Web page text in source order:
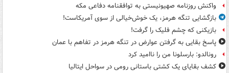
واکنش روزنامه صهیونیستی به توافقنامه دفاعی مکه
بازگشایی تنگه هرمز، یک خوش‌خیالی از سوی آمریکاست!
بازیکنی که چشم فلیک را گرفت!
پاسخ بقایی به گرفتن عوارض در تنگه هرمز در تفاهم با عمان
رونالدو: بارسلونا من را ناامید کرد
کشف بقایای یک کشتی باستانی رومی در سواحل ایتالیا